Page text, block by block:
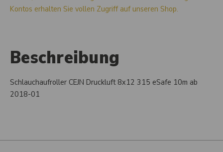
Kontos erhalten Sie vollen Zugriff auf unseren Shop.
Beschreibung
Schlauchaufroller CEJN Druckluft 8x12 315 eSafe 10m ab
2018-01